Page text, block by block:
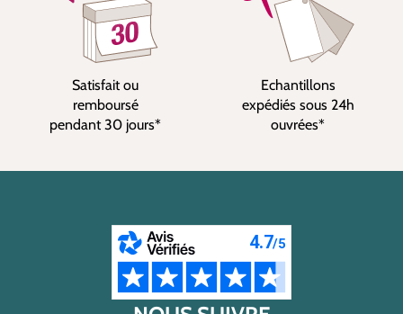
Satisfait ou
remboursé
pendant 30 jours*
Echantillons
expédiés sous 24h
ouvrées*